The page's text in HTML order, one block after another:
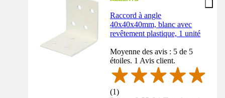
Raccord à angle
40x40x40mm, blanc avec
revêtement plastique, 1 unité
Moyenne des avis : 5 de 5
étoiles. 1 Avis client.
(1)